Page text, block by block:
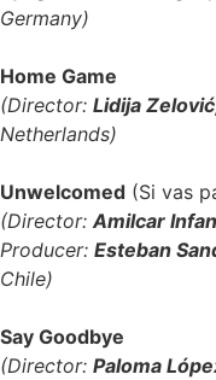
Germany)
Home Game
(Director: Lidija Zelović
Netherlands)
Unwelcomed (Si vas
(Director: Amilcar
Producer: Esteban
Chile)
Say Goodbye
(Director: Paloma